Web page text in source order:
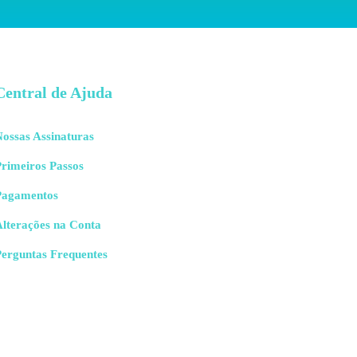
de Ajuda
Assinaturas
Passos
na Conta
Frequentes